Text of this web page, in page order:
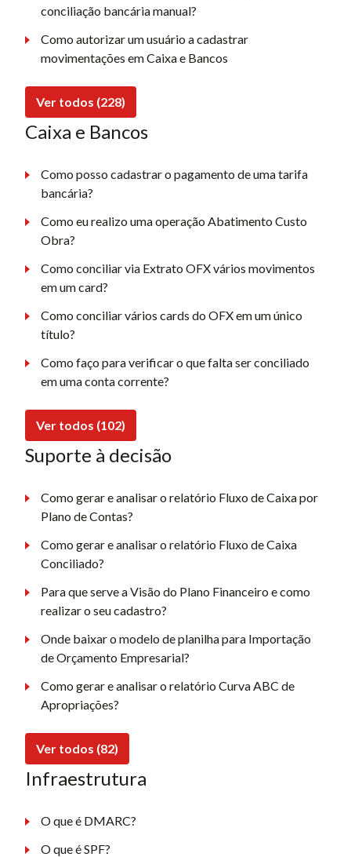
conciliação bancária manual?
Como autorizar um usuário a cadastrar
movimentações em Caixa e Bancos
Ver todos (228)
Caixa e Bancos
Como posso cadastrar o pagamento de uma tarifa
bancária?
Como eu realizo uma operação Abatimento Custo
Obra?
Como conciliar via Extrato OFX vários movimentos
em um card?
Como conciliar vários cards do OFX em um único
título?
Como faço para verificar o que falta ser conciliado
em uma conta corrente?
Ver todos (102)
Suporte à decisão
Como gerar e analisar o relatório Fluxo de Caixa por
Plano de Contas?
Como gerar e analisar o relatório Fluxo de Caixa
Conciliado?
Para que serve a Visão do Plano Financeiro e como
realizar o seu cadastro?
Onde baixar o modelo de planilha para Importação
de Orçamento Empresarial?
Como gerar e analisar o relatório Curva ABC de
Apropriações?
Ver todos (82)
Infraestrutura
O que é DMARC?
O que é SPF?